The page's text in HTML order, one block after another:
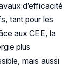
d’efficacité
tant pour les
aux CEE, la
plus
mais aussi